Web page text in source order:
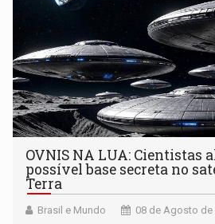
OVNIS NA LUA: Cientistas
possível base secreta no
Terra
Brasil e Mundo 08 de Agosto de